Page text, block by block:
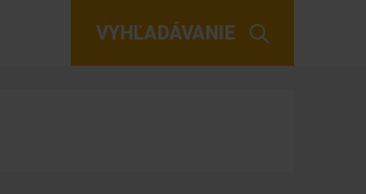
VYHĽADÁVANIE